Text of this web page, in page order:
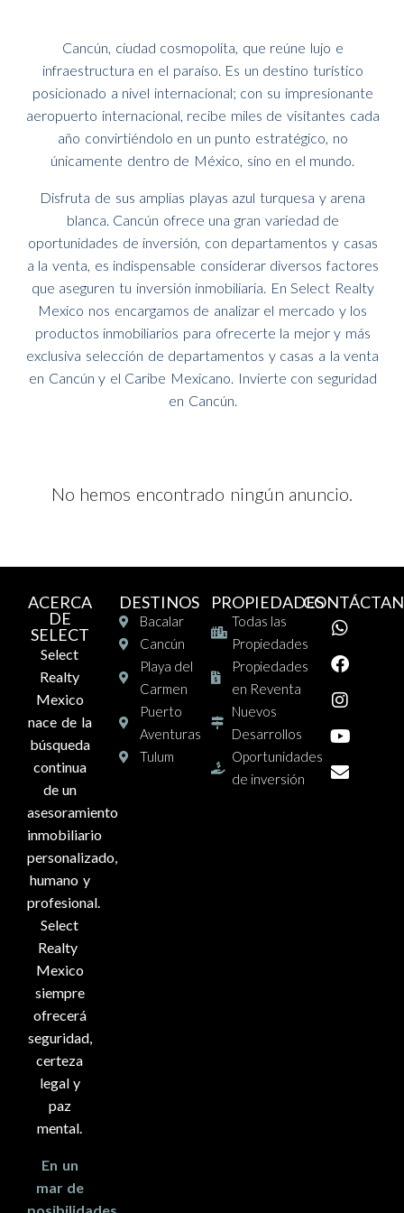
Cancún, ciudad cosmopolita, que reúne lujo e
infraestructura en el paraíso. Es un destino turístico
posicionado a nivel internacional; con su impresionante
aeropuerto internacional, recibe miles de visitantes cada
año convirtiéndolo en un punto estratégico, no
únicamente dentro de México, sino en el mundo.
Disfruta de sus amplias playas azul turquesa y arena
blanca. Cancún ofrece una gran variedad de
oportunidades de inversión, con departamentos y casas
a la venta, es indispensable considerar diversos factores
que aseguren tu inversión inmobiliaria. En Select Realty
Mexico nos encargamos de analizar el mercado y los
productos inmobiliarios para ofrecerte la mejor y más
exclusiva selección de departamentos y casas a la venta
en Cancún y el Caribe Mexicano. Invierte con seguridad
en Cancún.
No hemos encontrado ningún anuncio.
ACERCA
DE
SELECT
Select
Realty
Mexico
nace de la
búsqueda
continua
de un
asesoramiento
inmobiliario
personalizado,
humano y
profesional.
Select
Realty
Mexico
siempre
ofrecerá
seguridad,
certeza
legal y
paz
mental.
En un
mar de
DESTINOS
Bacalar
Cancún
Playa del
Carmen
Puerto
Aventuras
Tulum
PROPIEDADES
Todas las
Propiedades
Propiedades
en Reventa
Nuevos
Desarrollos
Oportunidades
de inversión